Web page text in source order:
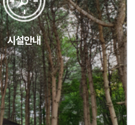
시설안내